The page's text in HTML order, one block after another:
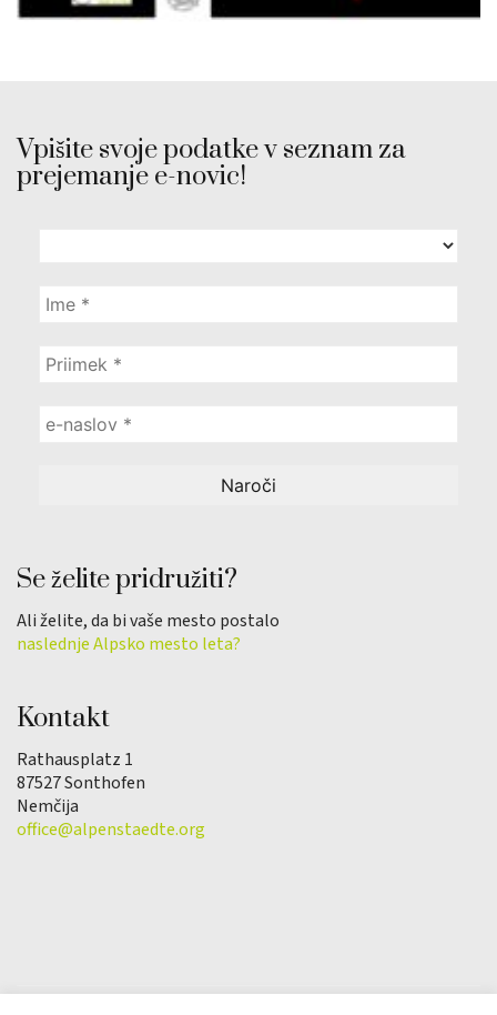
Vpišite svoje podatke v seznam za
prejemanje e-novic!
Se želite pridružiti?
Ali želite, da bi vaše mesto postalo
naslednje Alpsko mesto leta?
Kontakt
Rathausplatz 1
87527 Sonthofen
Nemčija
office@alpenstaedte.org